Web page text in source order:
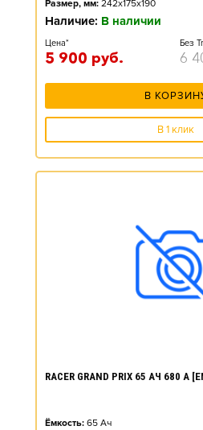
Размер, мм: 242x175x190
Наличие: В наличии
Цена*
5 900 руб.
Без
6
В
В 1 клик
RACER GRAND PRIX 65 АЧ 680 А
Ёмкость: 65 Ач